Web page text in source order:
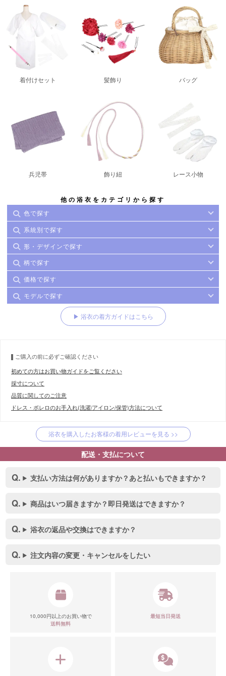
着付けセット 髪飾り バッグ
兵児帯 飾り紐 レース小物
他の浴衣をカテゴリから探す
色で探す
系統別で探す
形・デザインで探す
柄で探す
価格で探す
モデルで探す
▶ 浴衣の着方ガイドはこちら
ご購入の前に必ずご確認ください
初めての方はお買い物ガイドをご覧ください
採寸について
品質に関してのご注意
ドレス・ボレロのお手入れ(洗濯/アイロン/保管)方法について
浴衣を購入したお客様の着用レビューを見る >>
配送・支払について
支払い方法は何がありますか？あと払いもできますか？
商品はいつ届きますか？即日発送はできますか？
浴衣の返品や交換はできますか？
注文内容の変更・キャンセルをしたい
10,000円以上のお買い物で
送料無料
最短当日発送